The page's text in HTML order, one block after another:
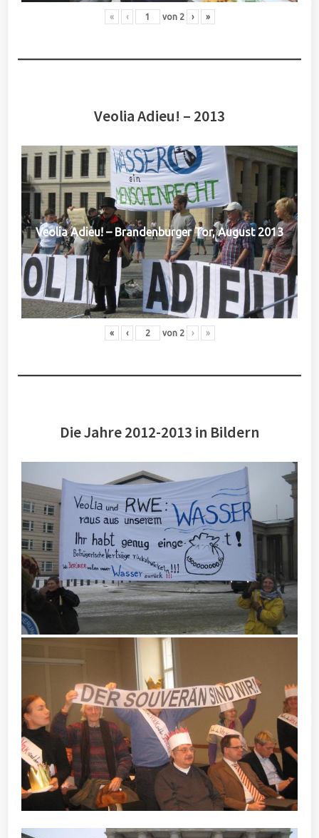
« ‹ von 2 › »
Veolia Adieu! – 2013
Veolia Adieu! – Brandenburger Tor, August 2013
« ‹ von 2 › »
Die Jahre 2012-2013 in Bildern